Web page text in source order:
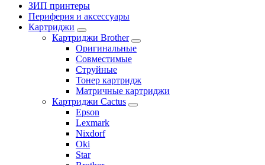
ЗИП принтеры
Периферия и аксессуары
Картриджи
Картриджи Brother
Оригинальные
Совместимые
Струйные
Тонер картридж
Матричные картриджи
Картриджи Cactus
Epson
Lexmark
Nixdorf
Oki
Star